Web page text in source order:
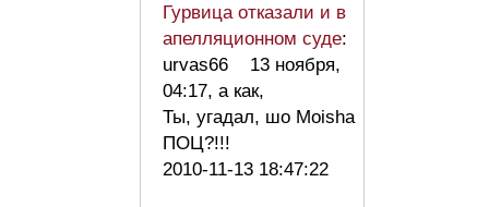
Гурвица отказали и в
апелляционном суде:
urvas66 13 ноября,
04:17, а как,
Ты, угадал, шо Moisha
ПОЦ?!!!
2010-11-13 18:47:22